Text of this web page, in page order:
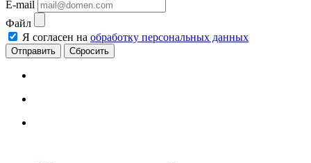
E-mail
Файл
Я согласен на обработку персональных данных
Сбросить